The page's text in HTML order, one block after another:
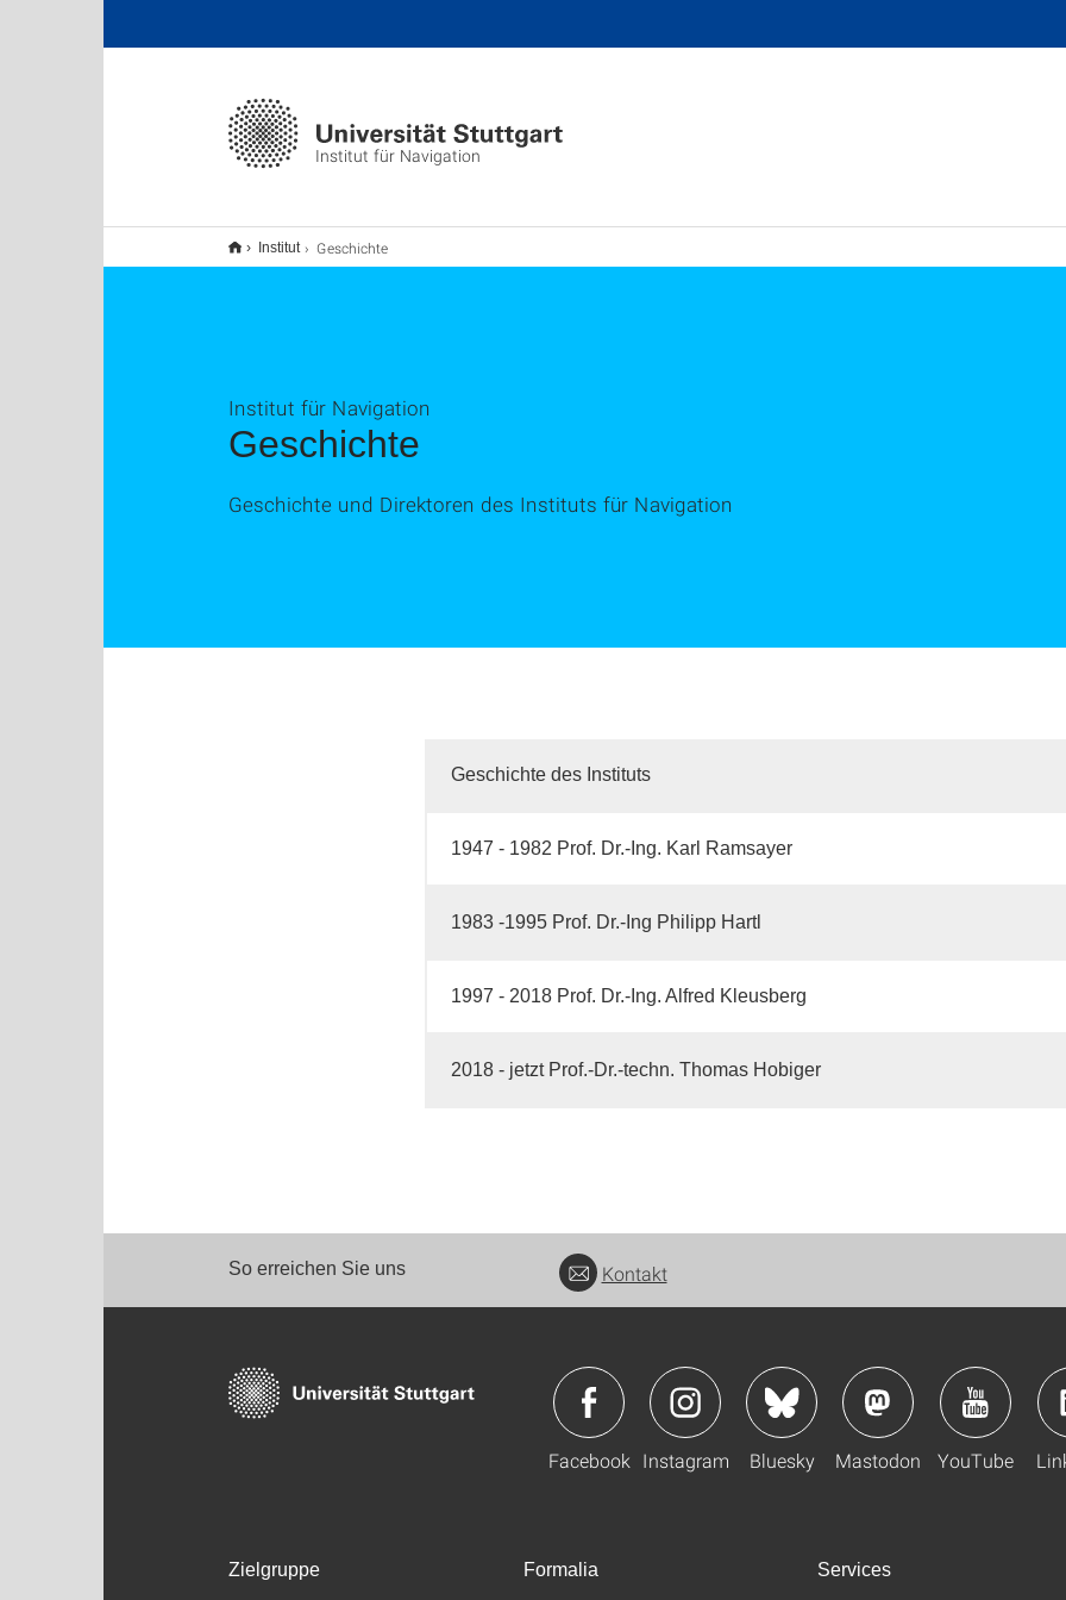
Institut für Navigation
Institut Geschichte
Geschichte
Institut für Navigation
Geschichte und Direktoren des Instituts für Navigation
Geschichte des Instituts
1947 - 1982 Prof. Dr.-Ing. Karl Ramsayer
1983 -1995 Prof. Dr.-Ing Philipp Hartl
1997 - 2018 Prof. Dr.-Ing. Alfred Kleusberg
2018 - jetzt Prof.-Dr.-techn. Thomas Hobiger
So erreichen Sie uns Kontakt
Facebook Instagram Bluesky Mastodon YouTube
Zielgruppe Formalia Services